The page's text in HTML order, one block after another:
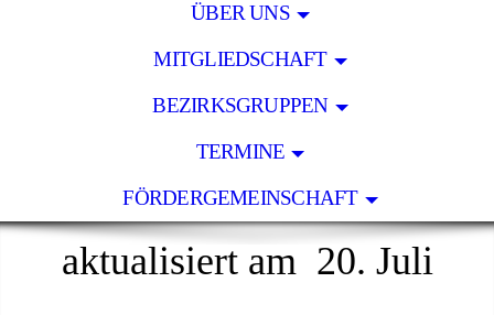
ÜBER UNS
MITGLIEDSCHAFT
BEZIRKSGRUPPEN
TERMINE
FÖRDERGEMEINSCHAFT
aktualisiert am 20. Juli